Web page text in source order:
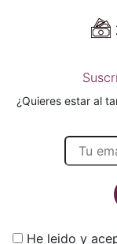
¿Quieres estar al